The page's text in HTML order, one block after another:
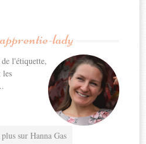
apprentie-lady
l'étiquette,
les
sur Hanna Gas